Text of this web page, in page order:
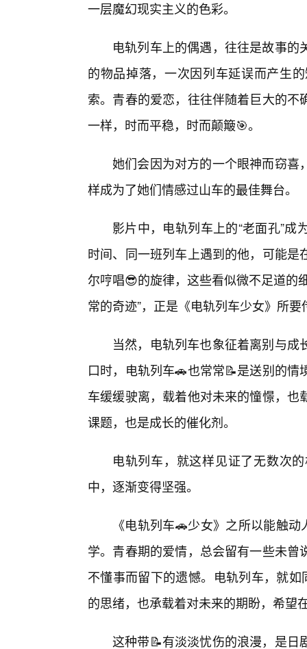
一层魔幻现实主义的色彩。
电轨列车上的偶遇，往往是故事
的物品掉落，一次因列车延误而产生
索。青春的爱恋，往往伴随着巨大的
一样，时而平稳，时而颠簸🎯。
她们会因为对方的一个眼神而窃喜
样成为了她们情感过山车的最佳舞台。
影片中，电轨列车上的“老面孔”
时间、同一班列车上遇到的他，可能
尔哼唱😎的旋律，这些看似微不足道的
常的奇迹”，正是《电轨列车少女》所
当然，电轨列车也象征着离别与
口时，电轨列车🚗也常常📝是送别的
车缓缓驶离，载着他对未来的憧憬，
课题，也是成长的催化剂。
电轨列车，就这样见证了无数次
中，逐渐变得坚强。
《电轨列车🚗少女》之所以能触
学。青春期的爱情，总会留有一些未
不懂事而留下的遗憾。电轨列车，就
的思绪，也承载着对未来的期盼，希望
这种带📝有淡淡忧伤的浪漫，是日